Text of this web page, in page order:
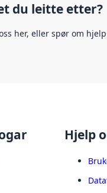
du leitte etter?
her, eller spør om
Hjelp